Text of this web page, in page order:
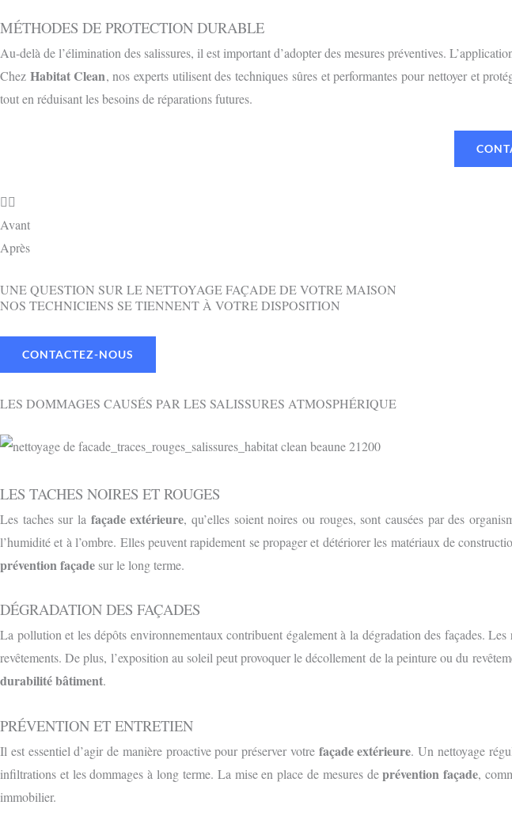
MÉTHODES DE PROTECTION DURABLE
Au-delà de l’élimination des salissures, il est important d’adopter des mesures préventives.
Chez Habitat Clean, nos experts utilisent des techniques sûres et performantes pour nettoyer et
tout en réduisant les besoins de réparations futures.
Avant
Après
UNE QUESTION SUR LE NETTOYAGE FAÇADE DE VOTRE MAISON
NOS TECHNICIENS SE TIENNENT À VOTRE DISPOSITION
CONTACTEZ-NOUS
LES DOMMAGES CAUSÉS PAR LES SALISSURES ATMOSPHÉRIQUE
LES TACHES NOIRES ET ROUGES
Les taches sur la façade extérieure, qu’elles soient noires ou rouges, sont causées par des
l’humidité et à l’ombre. Elles peuvent rapidement se propager et détériorer les matériaux de
prévention façade sur le long terme.
DÉGRADATION DES FAÇADES
La pollution et les dépôts environnementaux contribuent également à la dégradation des façades.
revêtements. De plus, l’exposition au soleil peut provoquer le décollement de la peinture ou du
durabilité bâtiment.
PRÉVENTION ET ENTRETIEN
Il est essentiel d’agir de manière proactive pour préserver votre façade extérieure. Un nettoyage
infiltrations et les dommages à long terme. La mise en place de mesures deprévention façade,
immobilier.